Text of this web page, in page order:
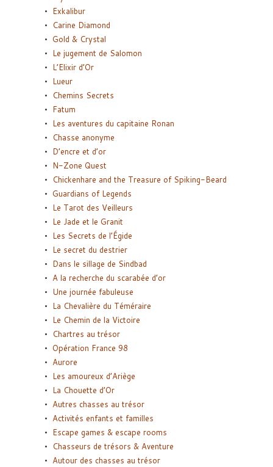
Exkalibur
Carine Diamond
Gold & Crystal
Le jugement de Salomon
L’Elixir d’Or
Lueur
Chemins Secrets
Fatum
Les aventures du capitaine Ronan
Chasse anonyme
D’encre et d’or
N-Zone Quest
Chickenhare and the Treasure of Spiking-Beard
Guardians of Legends
Le Tarot des Veilleurs
Le Jade et le Granit
Les Secrets de l’Égide
Le secret du destrier
Dans le sillage de Sindbad
A la recherche du scarabée d’or
Une journée fabuleuse
La Chevalière du Téméraire
Le Chemin de la Victoire
Chartres au trésor
Opération France 98
Aurore
Les amoureux d’Ariège
La Chouette d’Or
Autres chasses au trésor
Activités enfants et familles
Escape games & escape rooms
Chasseurs de trésors & Aventure
Autour des chasses au trésor